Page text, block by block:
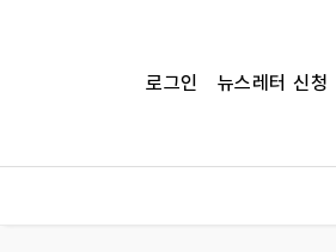
로그인 뉴스레터 신청